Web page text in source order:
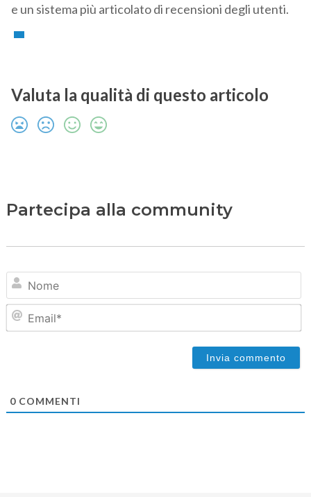
e un sistema più articolato di recensioni degli utenti.
Valuta la qualità di questo articolo
Partecipa alla community
0COMMENTI